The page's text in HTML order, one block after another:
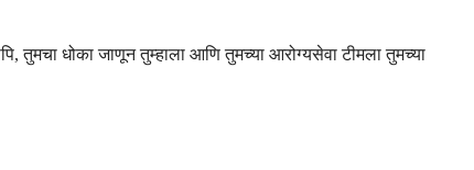
धोका जाणून तुम्हाला आणि तुमच्या आरोग्यसेवा टीमला तुमच्या